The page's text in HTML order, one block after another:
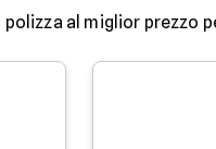
al miglior prezzo